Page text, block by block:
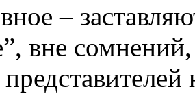
–
вне